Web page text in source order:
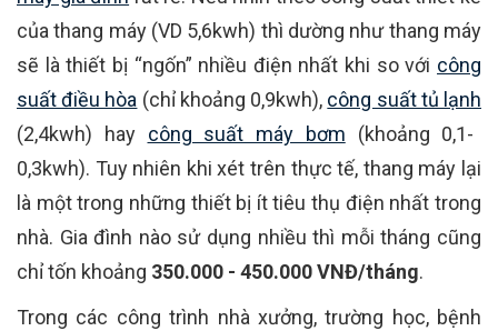
của thang máy (VD 5,6kwh) thì dường như thang máy
sẽ là thiết bị “ngốn” nhiều điện nhất khi so với công
suất điều hòa (chỉ khoảng 0,9kwh), công suất tủ lạnh
(2,4kwh) hay công suất máy bơm (khoảng 0,1-
0,3kwh). Tuy nhiên khi xét trên thực tế, thang máy lại
là một trong những thiết bị ít tiêu thụ điện nhất trong
nhà. Gia đình nào sử dụng nhiều thì mỗi tháng cũng
chỉ tốn khoảng 350.000 - 450.000 VNĐ/tháng.
Trong các công trình nhà xưởng, trường học, bệnh